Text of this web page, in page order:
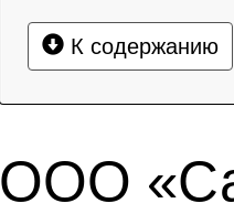
К содержанию
ООО